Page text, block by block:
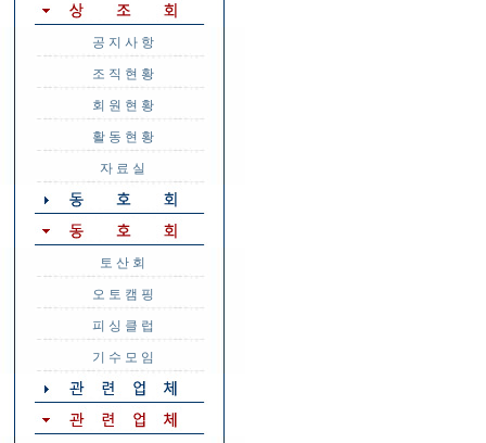
공 지 사 항
조 직 현 황
회 원 현 황
활 동 현 황
자 료 실
토 산 회
오 토 캠 핑
피 싱 클 럽
기 수 모 임